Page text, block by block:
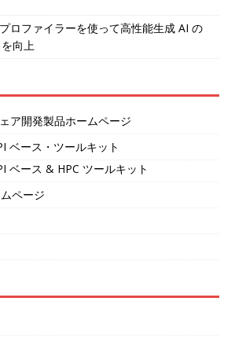
ロファイラーを使って高性能生成 AI の
向上
ア開発製品ホームページ
ベース・ツールキット
ベース & HPC ツールキット
ページ